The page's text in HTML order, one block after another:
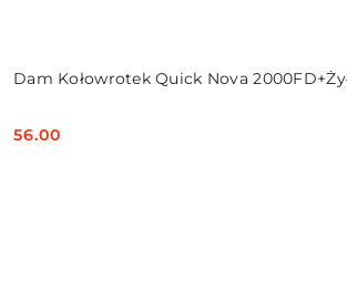
Dam Kołowrotek Quick Nova
Cena:
56.00